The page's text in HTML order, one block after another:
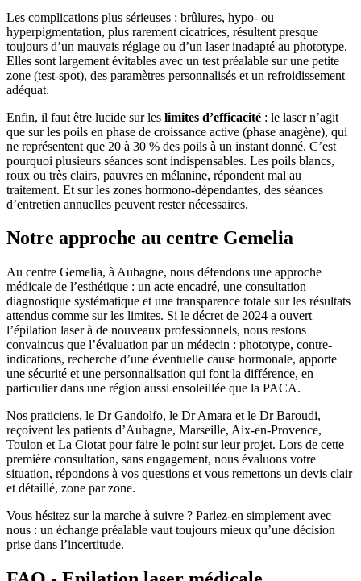
Les complications plus sérieuses : brûlures, hypo- ou
hyperpigmentation, plus rarement cicatrices, résultent presque
toujours d’un mauvais réglage ou d’un laser inadapté au phototype.
Elles sont largement évitables avec un test préalable sur une petite
zone (test-spot), des paramètres personnalisés et un refroidissement
adéquat.
Enfin, il faut être lucide sur les limites d’efficacité : le laser n’agit
que sur les poils en phase de croissance active (phase anagène), qui
ne représentent que 20 à 30 % des poils à un instant donné. C’est
pourquoi plusieurs séances sont indispensables. Les poils blancs,
roux ou très clairs, pauvres en mélanine, répondent mal au
traitement. Et sur les zones hormono-dépendantes, des séances
d’entretien annuelles peuvent rester nécessaires.
Notre approche au centre Gemelia
Au centre Gemelia, à Aubagne, nous défendons une approche
médicale de l’esthétique : un acte encadré, une consultation
diagnostique systématique et une transparence totale sur les résultats
attendus comme sur les limites. Si le décret de 2024 a ouvert
l’épilation laser à de nouveaux professionnels, nous restons
convaincus que l’évaluation par un médecin : phototype, contre-
indications, recherche d’une éventuelle cause hormonale, apporte
une sécurité et une personnalisation qui font la différence, en
particulier dans une région aussi ensoleillée que la PACA.
Nos praticiens, le Dr Gandolfo, le Dr Amara et le Dr Baroudi,
reçoivent les patients d’Aubagne, Marseille, Aix-en-Provence,
Toulon et La Ciotat pour faire le point sur leur projet. Lors de cette
première consultation, sans engagement, nous évaluons votre
situation, répondons à vos questions et vous remettons un devis clair
et détaillé, zone par zone.
Vous hésitez sur la marche à suivre ? Parlez-en simplement avec
nous : un échange préalable vaut toujours mieux qu’une décision
prise dans l’incertitude.